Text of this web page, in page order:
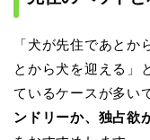
「犬が先住であと
とから犬を迎える」
ているケースが多い
ンドリーか、独占欲